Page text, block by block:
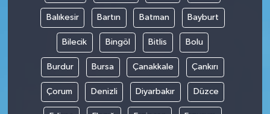
Balıkesir Bartın Batman Bayburt
Bilecik Bingöl Bitlis Bolu
Burdur Bursa Çanakkale Çankırı
Çorum Denizli Diyarbakır Düzce